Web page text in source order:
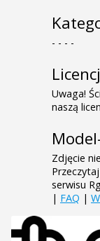
- - - -
Uwaga!
naszą
Zdjęcie
serwisu
| FAQ |